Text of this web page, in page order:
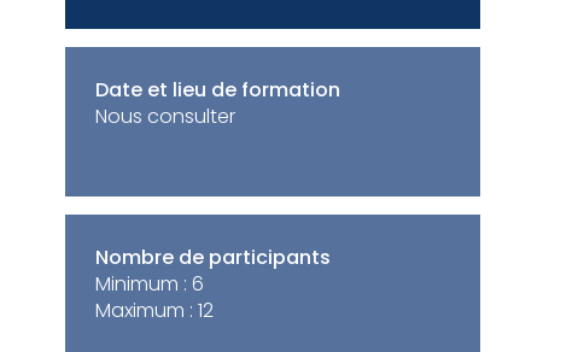
Date et lieu de formation
Nous consulter
Nombre de participants
Minimum : 6
Maximum : 12